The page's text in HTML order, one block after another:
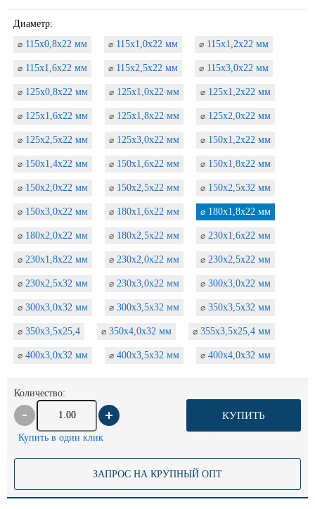
Диаметр:
⌀ 115х0,8х22 мм ⌀ 115х1,0х22 мм ⌀ 115х1,2х22 мм
⌀ 115х1,6х22 мм ⌀ 115х2,5х22 мм ⌀ 115х3,0х22 мм
⌀ 125х0,8х22 мм ⌀ 125х1,0х22 мм ⌀ 125х1,2х22 мм
⌀ 125х1,6х22 мм ⌀ 125х1,8х22 мм ⌀ 125х2,0х22 мм
⌀ 125х2,5х22 мм ⌀ 125х3,0х22 мм ⌀ 150х1,2х22 мм
⌀ 150х1,4х22 мм ⌀ 150х1,6х22 мм ⌀ 150х1,8х22 мм
⌀ 150х2,0х22 мм ⌀ 150х2,5х22 мм ⌀ 150х2,5х32 мм
⌀ 150х3,0х22 мм ⌀ 180х1,6х22 мм ⌀ 180х1,8х22 мм
⌀ 180х2,0х22 мм ⌀ 180х2,5х22 мм ⌀ 230х1,6х22 мм
⌀ 230х1,8х22 мм ⌀ 230х2,0х22 мм ⌀ 230х2,5х22 мм
⌀ 230х2,5х32 мм ⌀ 230х3,0х22 мм ⌀ 300х3,0х22 мм
⌀ 300х3,0х32 мм ⌀ 300х3,5х32 мм ⌀ 350х3,5х32 мм
⌀ 350х3,5х25,4 ⌀ 350х4,0х32 мм ⌀ 355х3,5х25,4 мм
⌀ 400х3,0х32 мм ⌀ 400х3,5х32 мм ⌀ 400х4,0х32 мм
Количество:
КУПИТЬ
Купить в один клик
ЗАПРОС НА КРУПНЫЙ ОПТ